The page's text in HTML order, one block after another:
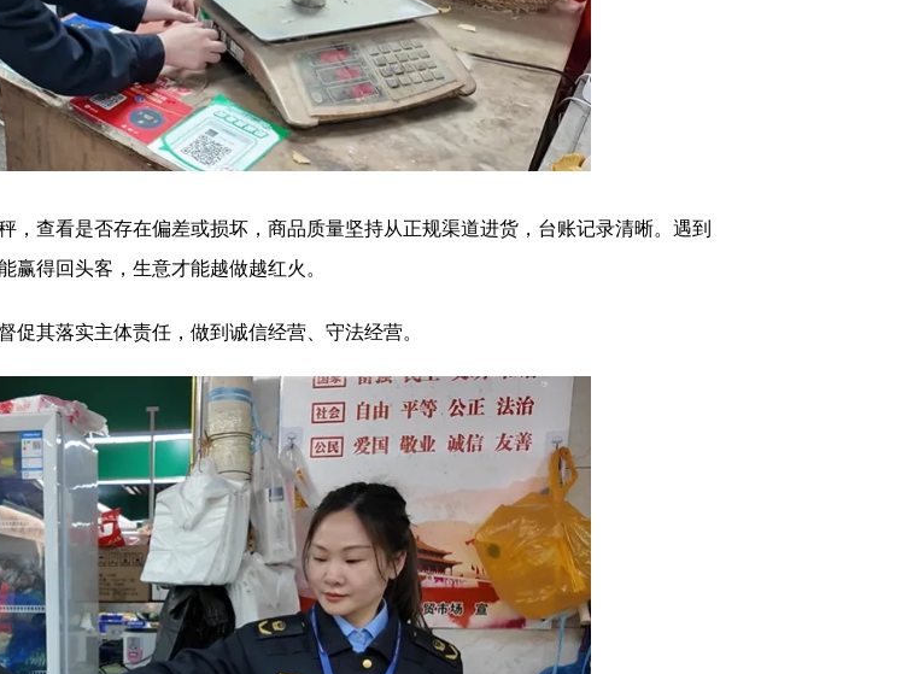
查看是否存在偏差或损坏，商品质量坚持从正规渠道进货，台账记录清晰。遇到
得回头客，生意才能越做越红火。
其落实主体责任，做到诚信经营、守法经营。